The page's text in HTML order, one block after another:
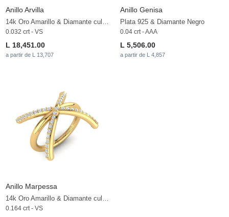
Anillo Arvilla
14k Oro Amarillo & Diamante cultivado en laboratorio
0.032 crt - VS
L 18,451.00
a partir de L 13,707
Anillo Genisa
Plata 925 & Diamante Negro
0.04 crt - AAA
L 5,506.00
a partir de L 4,857
Anillo Marpessa
14k Oro Amarillo & Diamante cultivado en laboratorio
0.164 crt - VS